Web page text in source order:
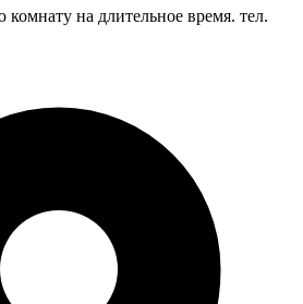
на длительное время. тел.